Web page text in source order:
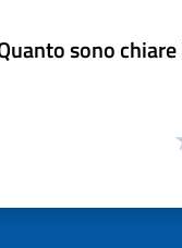
sono